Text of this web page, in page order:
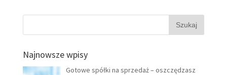
Najnowsze wpisy
Gotowe spółki na sprzedaż – oszczędzasz